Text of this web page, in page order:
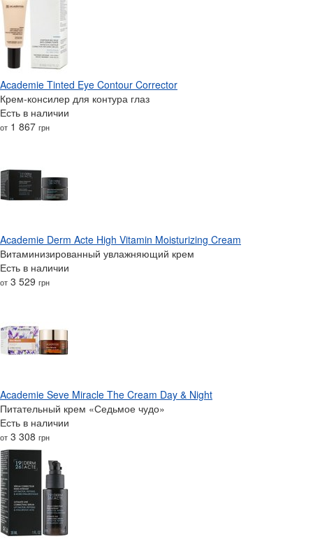
Academie Tinted Eye Contour Corrector
Крем-консилер для контура глаз
Есть в наличии
от 1 867 грн
Academie Derm Acte High Vitamin Moisturizing Cream
Витаминизированный увлажняющий крем
Есть в наличии
от 3 529 грн
Academie Seve Miracle The Cream Day & Night
Питательный крем «Седьмое чудо»
Есть в наличии
от 3 308 грн